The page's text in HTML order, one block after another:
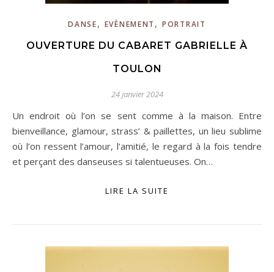
DANSE, EVÈNEMENT ,PORTRAIT
OUVERTURE DU CABARET GABRIELLE À
TOULON
24 janvier 2024
Un endroit où l’on se sent comme à la maison. Entre
bienveillance, glamour, strass’ & paillettes, un lieu sublime
où l’on ressent l’amour, l’amitié, le regard à la fois tendre
et perçant des danseuses si talentueuses. On…
LIRE LA SUITE